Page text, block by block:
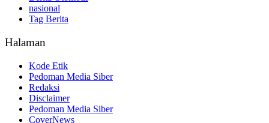
nasional
Tag Berita
Halaman
Kode Etik
Pedoman Media Siber
Redaksi
Disclaimer
Pedoman Media Siber
CoverNews